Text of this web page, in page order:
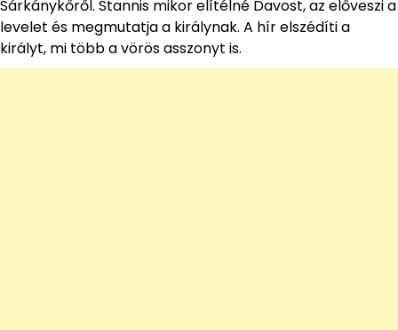
Sárkánykőről. Stannis mikor elítélné Davost, az előveszi a
levelet és megmutatja a királynak. A hír elszédíti a
királyt, mi több a vörös asszonyt is.